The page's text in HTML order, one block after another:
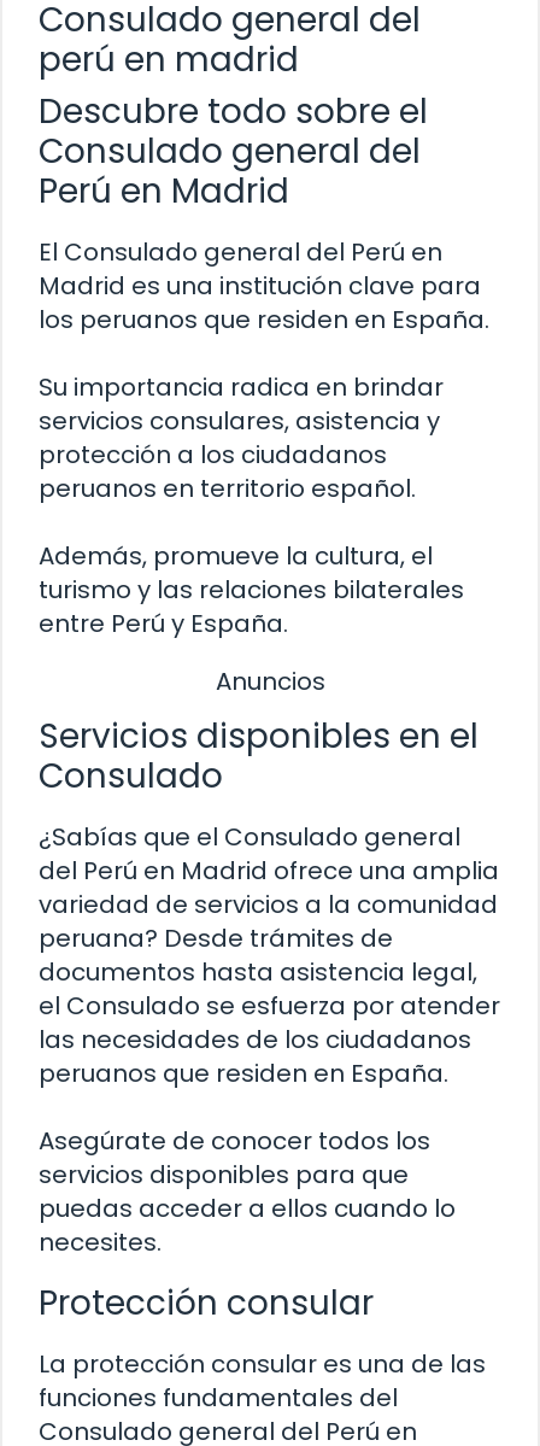
Consulado general del
perú en madrid
Descubre todo sobre el
Consulado general del
Perú en Madrid
El Consulado general del Perú en
Madrid es una institución clave para
los peruanos que residen en España.
Su importancia radica en brindar
servicios consulares, asistencia y
protección a los ciudadanos
peruanos en territorio español.
Además, promueve la cultura, el
turismo y las relaciones bilaterales
entre Perú y España.
Anuncios
Servicios disponibles en el
Consulado
¿Sabías que el Consulado general
del Perú en Madrid ofrece una amplia
variedad de servicios a la comunidad
peruana? Desde trámites de
documentos hasta asistencia legal,
el Consulado se esfuerza por atender
las necesidades de los ciudadanos
peruanos que residen en España.
Asegúrate de conocer todos los
servicios disponibles para que
puedas acceder a ellos cuando lo
necesites.
Protección consular
La protección consular es una de las
funciones fundamentales del
Consulado general del Perú en